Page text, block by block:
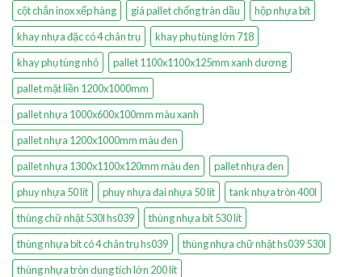
cột chắn inox xếp hàng giá pallet chống tràn dầu
hộp nhựa bít
khay nhựa đặc có 4 chân trụ
khay phụ tùng lớn 718
khay phụ tùng nhỏ
pallet 1100x1100x125mm xanh dương
pallet mặt liền 1200x1000mm
pallet nhựa 1000x600x100mm màu xanh
pallet nhựa 1200x1000mm màu đen
pallet nhựa 1300x1100x120mm màu đen
pallet nhựa đen
phuy nhựa 50 lít
phuy nhựa đai nhựa 50 lít
tank nhựa tròn 400l
thùng chữ nhật 530l hs039
thùng nhựa bít 530 lít
thùng nhựa bít có 4 chân trụ hs039
thùng nhựa chữ nhật hs039 530l
thùng nhựa tròn dung tích lớn 200 lít